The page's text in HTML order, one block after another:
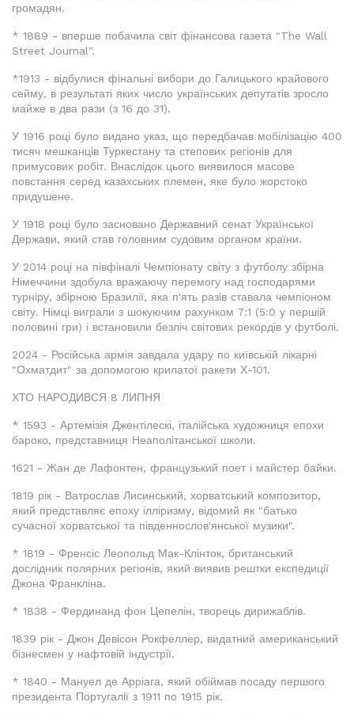
громадян.
* 1889 - вперше побачила світ фінансова газета "The Wall
Street Journal".
*1913 - відбулися фінальні вибори до Галицького крайового
сейму, в результаті яких число українських депутатів зросло
майже в два рази (з 16 до 31).
У 1916 році було видано указ, що передбачав мобілізацію 400
тисяч мешканців Туркестану та степових регіонів для
примусових робіт. Внаслідок цього виявилося масове
повстання серед казахських племен, яке було жорстоко
придушене.
У 1918 році було засновано Державний сенат Української
Держави, який став головним судовим органом країни.
У 2014 році на півфіналі Чемпіонату світу з футболу збірна
Німеччини здобула вражаючу перемогу над господарями
турніру, збірною Бразилії, яка п'ять разів ставала чемпіоном
світу. Німці виграли з шокуючим рахунком 7:1 (5:0 у першій
половині гри) і встановили безліч світових рекордів у футболі.
2024 - Російська армія завдала удару по київській лікарні
"Охматдит" за допомогою крилатої ракети Х-101.
ХТО НАРОДИВСЯ 8 ЛИПНЯ
* 1593 - Артемізія Джентілескі, італійська художниця епохи
бароко, представниця Неаполітанської школи.
1621 - Жан де Лафонтен, французький поет і майстер байки.
1819 рік - Ватрослав Лисинський, хорватський композитор,
який представляє епоху ілліризму, відомий як "батько
сучасної хорватської та південнослов'янської музики".
* 1819 - Френсіс Леопольд Мак-Клінток, британський
дослідник полярних регіонів, який виявив рештки експедиції
Джона Франкліна.
* 1838 - Фердинанд фон Цепелін, творець дирижаблів.
1839 рік - Джон Девісон Рокфеллер, видатний американський
бізнесмен у нафтовій індустрії.
* 1840 - Мануел де Арріага, який обіймав посаду першого
президента Португалії з 1911 по 1915 рік.